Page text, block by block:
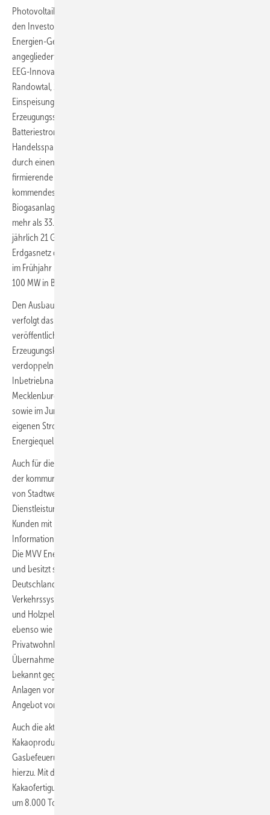
Photovoltaikparks Europas. Ebenfalls Anfang 2022 übergibt Juwi an
den Investor CEE Group auch das erste gemäß Erneuerbare-
Energien-Gesetz (EEG) vergütete Projekt, das Windturbinen mit einem
angegliederten Batteriespeicher kombiniert. Das in der sogenannten
EEG-Innovationsausschreibung bezuschlagte Hybridprojekt
Randowtal, 100 Kilometer nordöstlich von Berlin, soll eine stetigere
Einspeisung des Windstroms durch Einspeichern von
Erzeugungsspitzen in die Batterie und Ausspeichern von
Batteriestrom bei Einspeiseflaute erreichen. Die MVV-Energie-
Handelssparte MVV Trading nimmt diesen Strom ab, abgesichert
durch einen langfristigen Abnahmevertrag. Und die als GmbH
firmierende MVV-Erneuerbare-Energien-Sparte MVV Umwelt wird
kommendes Jahr im sachsen-anhaltinischen Bernburg eine
Biogasanlage in Betrieb nehmen – zur jährlichen Verwertung von
mehr als 33.000 Tonnen Biomasse und für eine Erzeugung von
jährlich 21 Gigawattstunden Biomethan. Das Bioerdgas soll in das
Erdgasnetz der projektbeteiligten Stadtwerke Bernburg fließen. Und
im Frühjahr 2023 soll der japanische Juwi-Solarpark Azuma Kofuji mit
100 MW in Betrieb gehen.
Den Ausbau der Erneuerbare-Energien-Anlagen in Eigenbetrieb
verfolgt das Unternehmen weiterhin gemäß dem 2016
veröffentlichten Zehnjahresplan. Demnach muss MVV Energie die
Erzeugungskapazität aus Windkraft, PV und Co bis 2026 auf 800 MW
verdoppeln. Im nun bilanzierten Geschäftsjahr hatte MVV Energie die
Inbetriebnahme je eines Windparks in Schleswig-Holstein und in
Mecklenburg-Vorpommern mit zusammen knapp 30 MW verzeichnet
sowie im Juni die erste Übernahme einer PV-Freiflächenanlage. Die
eigenen Stromerzeugungskapazitäten mittels erneuerbarer
Energiequellen erhöhten sich somit um 33 auf 564 MW.
Auch für die bei MVV Energie sogenannte „eigene Energiewende“ hat
der kommunale Versorgungskonzern einiges angeschoben. Dieser
von Stadtwerken allgemein in Deutschland zunehmend betreute
Dienstleistungsbereich zielt darauf ab, die Energiewende der eigenen
Kunden mit Beratungen, Technologien, Infrastruktur und
Informationen oder digitalem Verrechnungsservice zu unterstützen.
Die MVV Energie AG gehört zu 51 Prozent noch der Stadt Mannheim
und besitzt selbst Anteile an acht weiteren Stadtwerken in ganz
Deutschland. Neue Infrastruktur für ein intelligentes datengesteuertes
Verkehrssystem, Schnellladesäulen für Elektroautos, Wärmepumpen-
und Holzpellet-Heizungsausstattungen von Kunden gehören hierzu
ebenso wie der Ausbau von PV-Dächern auf Mannheimer
Privatwohnhäusern. Hierzu hatte MVV Energie im Dezember auch die
Übernahme des Aufdachanlagen-Unternehmens Avantag Energy
bekannt gegeben. Das Unternehmen stattet Gewerbedächer mit PV-
Anlagen von 100 bis 4.000 Kilowatt Leistung aus. Es ergänze das PV-
Angebot von MVV Energie damit perfekt, sagte Müller am Dienstag.
Auch die aktuell stattfindende Umrüstung der Dampfversorgung des
Kakaoproduzenten Olam in Mannheim von der jetzigen
Gasbefeuerung auf eine Verbrennung von Kakaoschalen gehört
hierzu. Mit der Verwertung des Vor- oder Abfallprodukts aus der
Kakaofertigung kann der Kakaohersteller seine jährlichen Emissionen
um 8.000 Tonnen jährlich senken.